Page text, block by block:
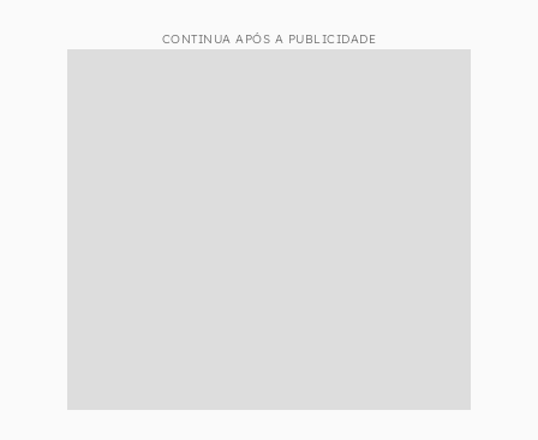
CONTINUA APÓS A PUBLICIDADE